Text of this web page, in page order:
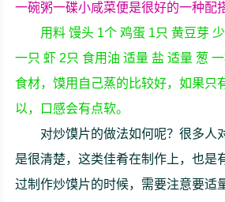
一碗粥一碟小咸菜便是很好的一种配
用料 馒头 1个 鸡蛋 1只 黄豆芽
一只 虾 2只 食用油 适量 盐 适量 葱
食材，馍用自己蒸的比较好，如果只
以，口感会有点软。
对炒馍片的做法如何呢？很多人
是很清楚，这类佳肴在制作上，也是
过制作炒馍片的时候，需要注意要适